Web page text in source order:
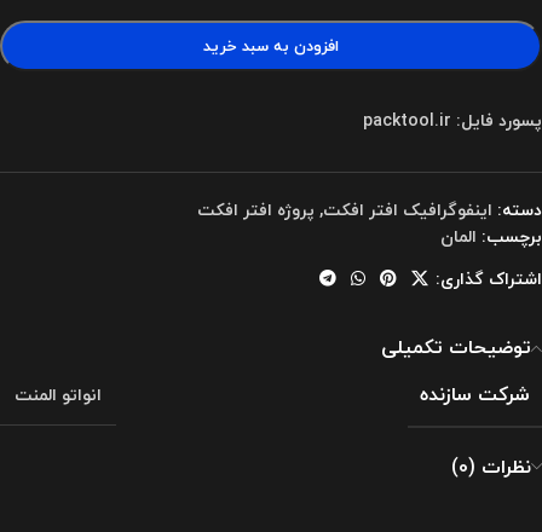
افزودن به سبد خرید
پسورد فایل: packtool.ir
دسته: اینفوگرافیک افتر افکت, پروژه افتر افکت
برچسب: المان
اشتراک گذاری:
توضیحات تکمیلی
شرکت سازنده
انواتو المنت
نظرات (0)